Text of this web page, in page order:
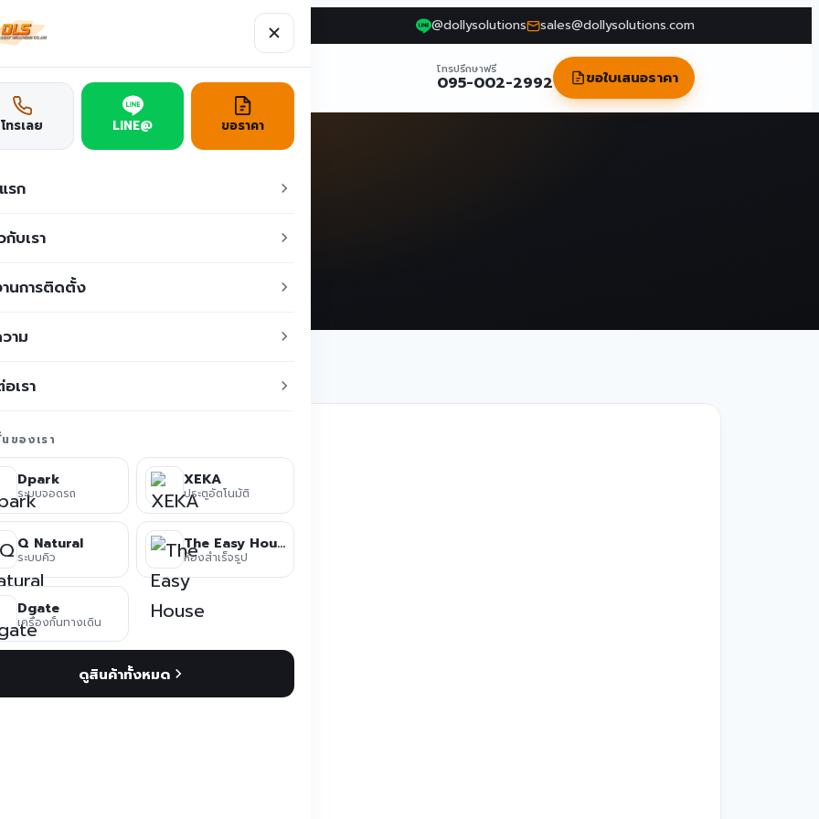
@dollysolutions sales@dollysolutions.com
ชั่น ผลงาน บทความ ติดต่อเรา โทรปรึกษาฟรี
095-002-2992 ขอใบเสนอราคา
โทรเลย LINE@ ขอราคา
รก
กับเรา
นการติดตั้ง
าม
เรา
ของเรา
Dpark
ระบบจอดรถ
XEKA
ประตูอัตโนมัติ
Q Natural
ระบบคิว
The Easy House
ห้องสำเร็จรูป
Dgate
เครื่องกั้นทางเดิน
ดูสินค้าทั้งหมด
Q Natural